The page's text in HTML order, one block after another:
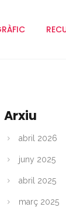
Arxiu
abril 2026
juny 2025
abril 2025
març 2025